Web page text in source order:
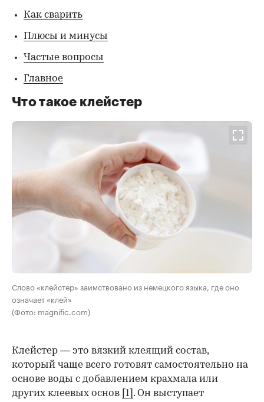
Как сварить
Плюсы и минусы
Частые вопросы
Главное
Что такое клейстер
Слово «клейстер» заимствовано из немецкого языка, где оно
означает «клей»
(Фото: magnific.com)
Клейстер — это вязкий клеящий состав,
который чаще всего готовят самостоятельно на
основе воды с добавлением крахмала или
других клеевых основ [1] . Он выступает